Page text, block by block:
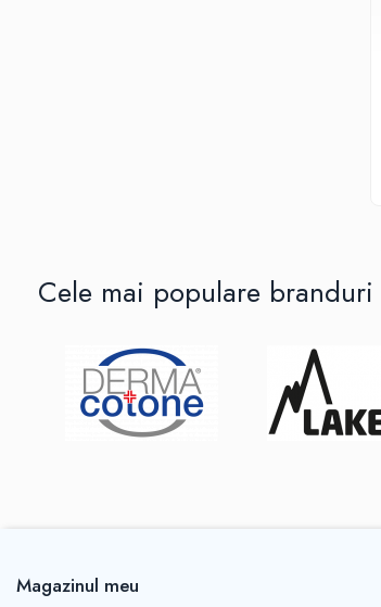
Cele mai populare branduri
Magazinul meu